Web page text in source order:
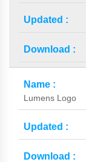
Lumens Logo